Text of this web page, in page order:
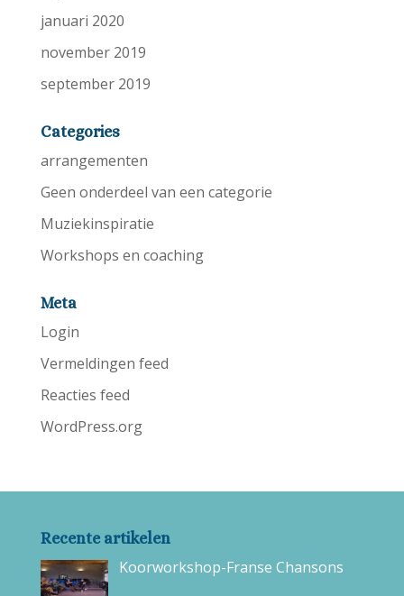
januari 2020
november 2019
september 2019
Categories
arrangementen
Geen onderdeel van een categorie
Muziekinspiratie
Workshops en coaching
Meta
Login
Vermeldingen feed
Reacties feed
WordPress.org
Recente artikelen
Koorworkshop-Franse Chansons